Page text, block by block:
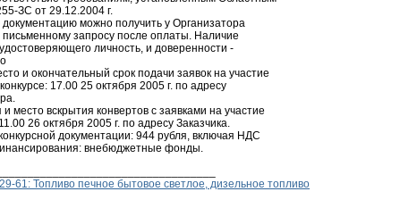
ЗС от 29.12.2004 г.
документацию можно получить у Организатора
письменному запросу после оплаты. Наличие
личность, и доверенности -
и окончательный срок подачи заявок на участие
17.00 25 октября 2005 г. по адресу
место вскрытия конвертов с заявками на участие
26 октября 2005 г. по адресу Заказчика.
документации: 944 рубля, включая НДС
внебюджетные фонды.
61: Топливо печное бытовое светлое, дизельное топливо